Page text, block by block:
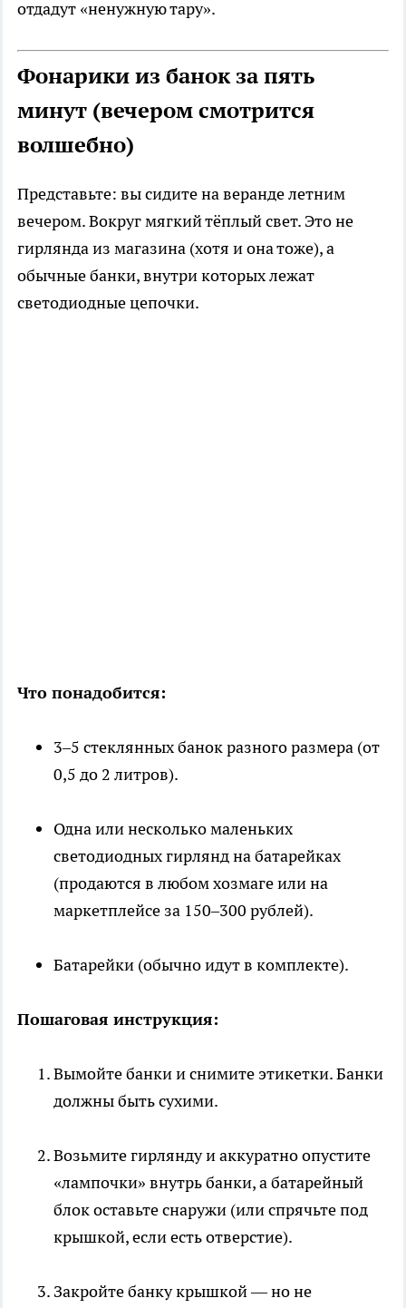
отдадут «ненужную тару».
Фонарики из банок за пять
минут (вечером смотрится
волшебно)
Представьте: вы сидите на веранде летним
вечером. Вокруг мягкий тёплый свет. Это не
гирлянда из магазина (хотя и она тоже), а
обычные банки, внутри которых лежат
светодиодные цепочки.
Что понадобится:
3–5 стеклянных банок разного размера (от
0,5 до 2 литров).
Одна или несколько маленьких
светодиодных гирлянд на батарейках
(продаются в любом хозмаге или на
маркетплейсе за 150–300 рублей).
Батарейки (обычно идут в комплекте).
Пошаговая инструкция:
Вымойте банки и снимите этикетки. Банки
должны быть сухими.
Возьмите гирлянду и аккуратно опустите
«лампочки» внутрь банки, а батарейный
блок оставьте снаружи (или спрячьте под
крышкой, если есть отверстие).
Закройте банку крышкой — но не